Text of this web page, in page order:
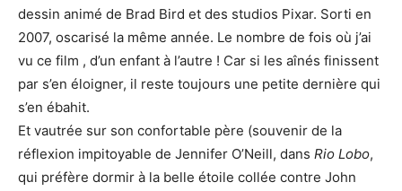
dessin animé de Brad Bird et des studios Pixar. Sorti en
2007, oscarisé la même année. Le nombre de fois où j’ai
vu ce film , d’un enfant à l’autre ! Car si les aînés finissent
par s’en éloigner, il reste toujours une petite dernière qui
s’en ébahit.
Et vautrée sur son confortable père (souvenir de la
réflexion impitoyable de Jennifer O’Neill, dans Rio Lobo,
qui préfère dormir à la belle étoile collée contre John